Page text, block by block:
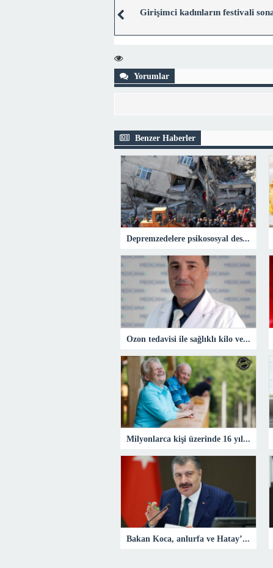
Girişimci kadınların festivali
Yorumlar
Benzer Haberler
Depremzedelere psikososyal destek – Sağlık Haberleri
Milyonlarca kişi üzerinde 16 yıllık çalışma…
Bakan Koca, anlurfa ve Hatay’daki salk alanna yaplan almalar aklad